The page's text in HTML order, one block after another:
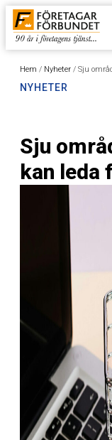
Hem / Nyheter / Sju
NYHETER
Sju
kan leda